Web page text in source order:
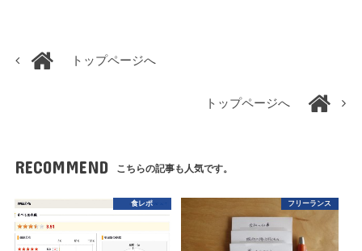
トップページへ
トップページへ
RECOMMEND こちらの記事も人気です。
食レポ フリーランス